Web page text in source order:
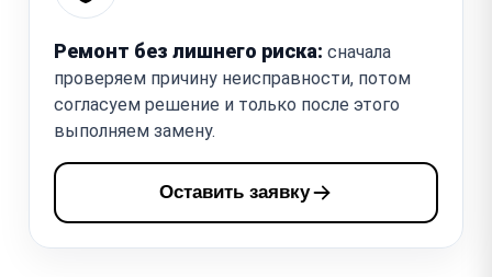
Ремонт без лишнего риска: сначала
проверяем причину неисправности, потом
согласуем решение и только после этого
выполняем замену.
Оставить заявку